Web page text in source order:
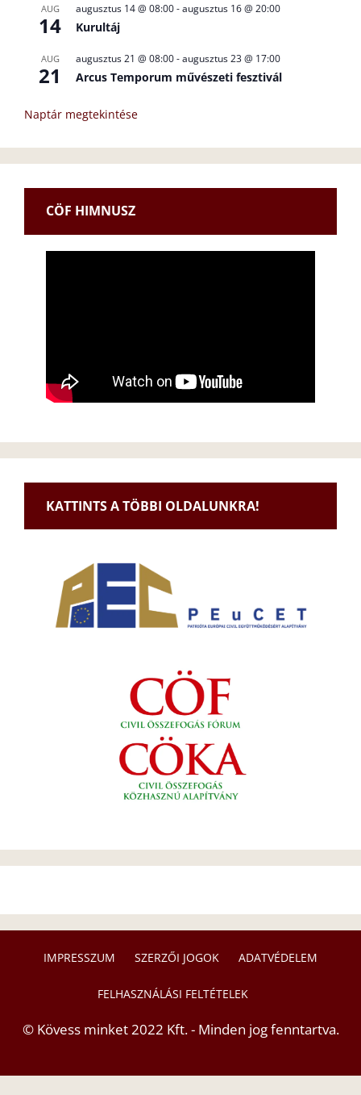
AUG
14
augusztus 14 @ 08:00-augusztus 16 @ 20:00
Kurultáj
AUG
21
augusztus 21 @ 08:00-augusztus 23 @ 17:00
Arcus Temporum művészeti fesztivál
Naptár megtekintése
CÖF HIMNUSZ
KATTINTS A TÖBBI OLDALUNKRA!
IMPRESSZUM SZERZŐI JOGOK ADATVÉDELEM
FELHASZNÁLÁSI FELTÉTELEK
© Kövess minket 2022 Kft. - Minden jog fenntartva.